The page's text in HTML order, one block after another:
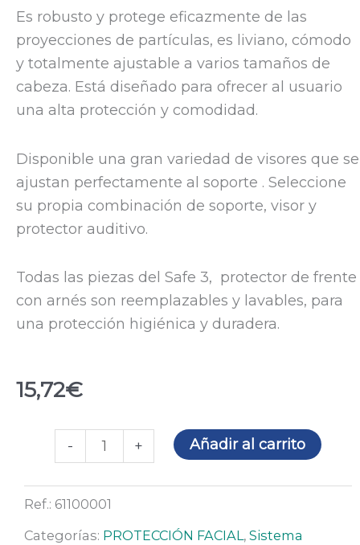
Es robusto y protege eficazmente de las
proyecciones de partículas, es liviano, cómodo
y totalmente ajustable a varios tamaños de
cabeza. Está diseñado para ofrecer al usuario
una alta protección y comodidad.
Disponible una gran variedad de visores que se
ajustan perfectamente al soporte . Seleccione
su propia combinación de soporte, visor y
protector auditivo.
Todas las piezas del Safe 3, protector de frente
con arnés son reemplazables y lavables, para
una protección higiénica y duradera.
15,72€
-
3,
protector
de
frente
+ Añadir al carrito
Ref.: 61100001
Categorías: PROTECCIÓN FACIAL, Sistema